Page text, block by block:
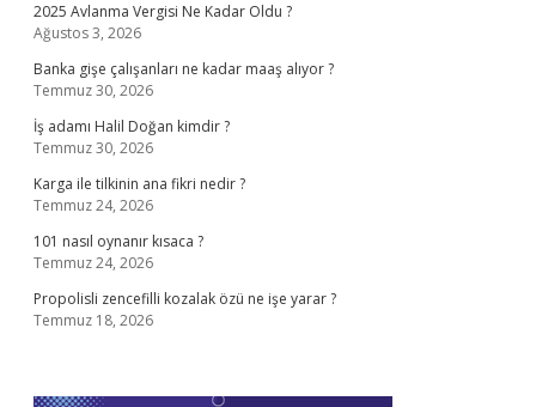
2025 Avlanma Vergisi Ne Kadar Oldu ?
Ağustos 3, 2026
Banka gişe çalışanları ne kadar maaş alıyor ?
Temmuz 30, 2026
İş adamı Halil Doğan kimdir ?
Temmuz 30, 2026
Karga ile tilkinin ana fikri nedir ?
Temmuz 24, 2026
101 nasıl oynanır kısaca ?
Temmuz 24, 2026
Propolisli zencefilli kozalak özü ne işe yarar ?
Temmuz 18, 2026